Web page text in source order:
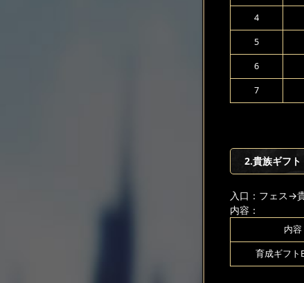
4
5
6
7
2.貴族ギフト
入口：フェス→
内容：
内容
育成ギフト